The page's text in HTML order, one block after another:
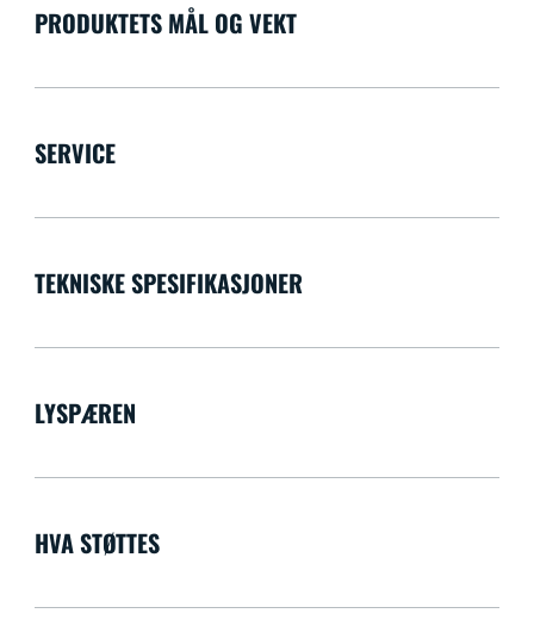
PRODUKTETS MÅL OG VEKT
SERVICE
TEKNISKE SPESIFIKASJONER
LYSPÆREN
HVA STØTTES